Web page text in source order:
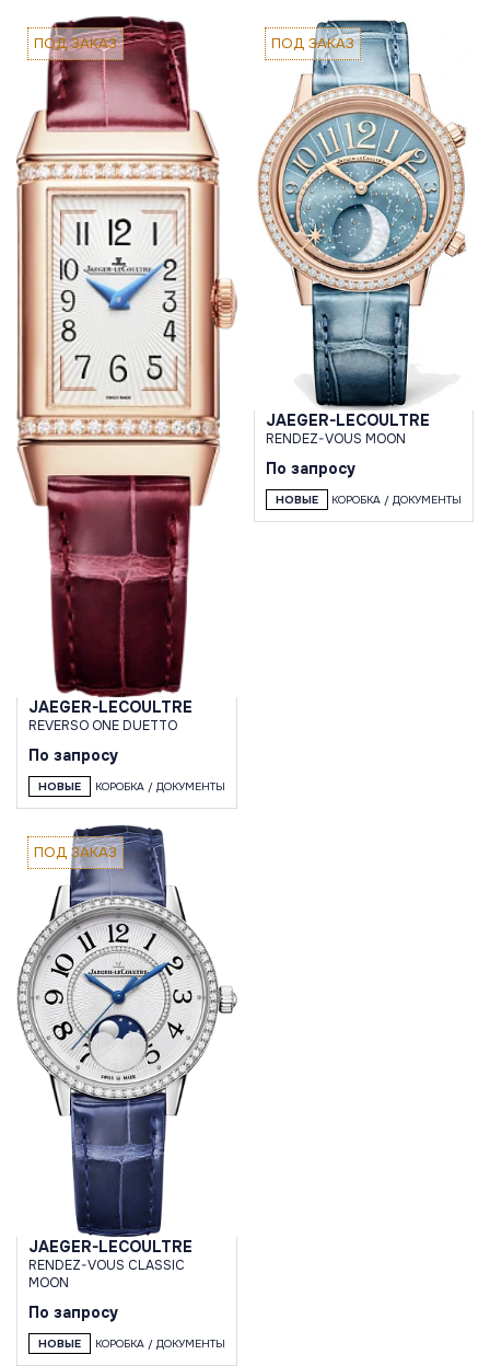
ПОД ЗАКАЗ
JAEGER-LECOULTRE
REVERSO ONE DUETTO
По запросу
НОВЫЕ КОРОБКА / ДОКУМЕНТЫ
ПОД ЗАКАЗ
JAEGER-LECOULTRE
RENDEZ-VOUS MOON
По запросу
НОВЫЕ КОРОБКА / ДОКУМЕНТЫ
ПОД ЗАКАЗ
JAEGER-LECOULTRE
RENDEZ-VOUS CLASSIC
MOON
По запросу
НОВЫЕ КОРОБКА / ДОКУМЕНТЫ